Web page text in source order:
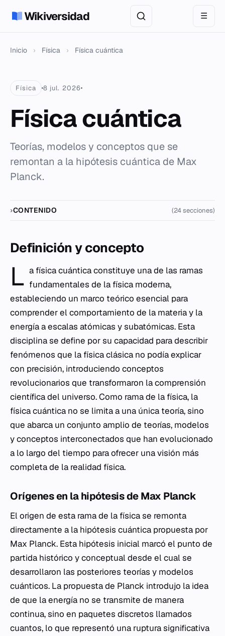
Wikiversidad ☰
Inicio › Física › Física cuántica
Física 8 jul. 2026
Física cuántica
Teorías, modelos y conceptos que se
remontan a la hipótesis cuántica de Max
Planck.
CONTENIDO (24 secciones)
Definición y concepto
L a física cuántica constituye una de las ramas
fundamentales de la física moderna,
estableciendo un marco teórico esencial para
comprender el comportamiento de la materia y la
energía a escalas atómicas y subatómicas. Esta
disciplina se define por su capacidad para describir
fenómenos que la física clásica no podía explicar
con precisión, introduciendo conceptos
revolucionarios que transformaron la comprensión
científica del universo. Como rama de la física, la
física cuántica no se limita a una única teoría, sino
que abarca un conjunto amplio de teorías, modelos
y conceptos interconectados que han evolucionado
a lo largo del tiempo para ofrecer una visión más
completa de la realidad física.
Orígenes en la hipótesis de Max Planck
El origen de esta rama de la física se remonta
directamente a la hipótesis cuántica propuesta por
Max Planck. Esta hipótesis inicial marcó el punto de
partida histórico y conceptual desde el cual se
desarrollaron las posteriores teorías y modelos
cuánticos. La propuesta de Planck introdujo la idea
de que la energía no se transmite de manera
continua, sino en paquetes discretos llamados
cuantos, lo que representó una ruptura significativa